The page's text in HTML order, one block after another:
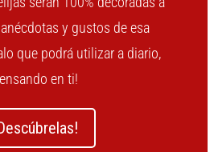
y gustos de esa
que podrá utilizar a diario,
en ti!